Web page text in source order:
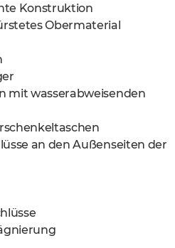
Konstruktion
Obermaterial
mit wasserabweisenden
an den Außenseiten der